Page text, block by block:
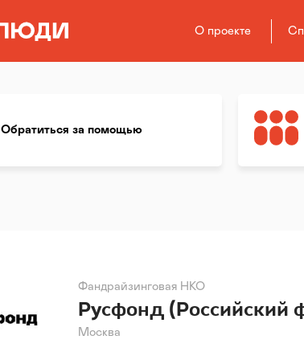
О проекте
Обратиться за помощью
Фандрайзинговая НКО
Русфонд
Москва